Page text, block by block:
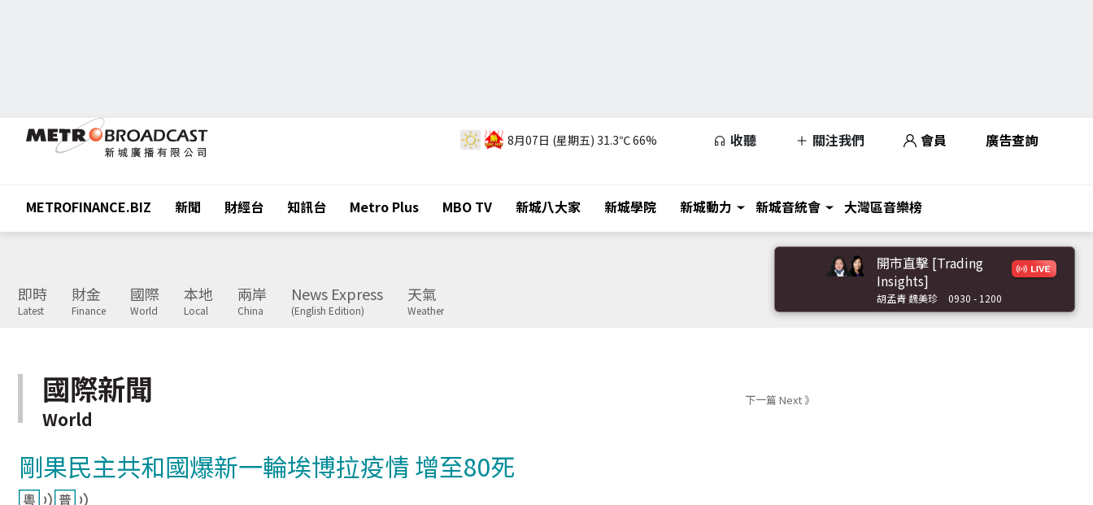
8月07日 (星期五) 31.3℃66% 收聽 關注我們 會員 廣告查詢
METROFINANCE.BIZ 新聞 財經台 知訊台 Metro Plus MBO TV 新城八大家 新城學院 新城動力 新城音統會 大灣區音樂榜
即時
Latest
財金
Finance
國際
World
本地
Local
兩岸
China
News Express
(English Edition)
天氣
Weather
開市直擊 [Trading
Insights]
胡孟青 魏美珍 0930 - 1200
國際新聞
World
下一篇 Next 》
剛果民主共和國爆新一輪埃博拉疫情 增至80死